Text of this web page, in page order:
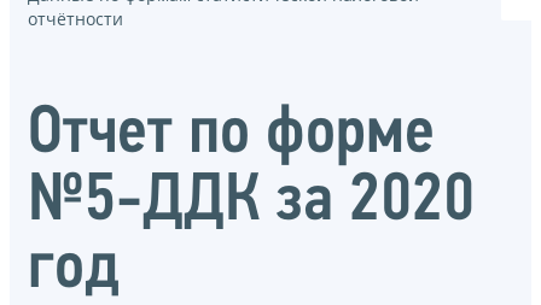
отчётности
Отчет по форме
№5-ДДК за 2020
год